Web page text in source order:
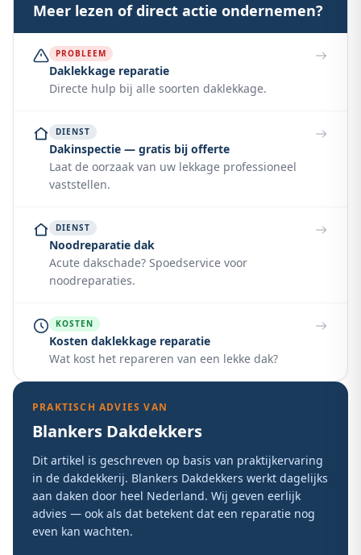
Meer lezen of direct actie ondernemen?
PROBLEEM
Daklekkage reparatie
Directe hulp bij alle soorten daklekkage.
DIENST
Dakinspectie — gratis bij offerte
Laat de oorzaak van uw lekkage professioneel
vaststellen.
DIENST
Noodreparatie dak
Acute dakschade? Spoedservice voor
noodreparaties.
KOSTEN
Kosten daklekkage reparatie
Wat kost het repareren van een lekke dak?
PRAKTISCH ADVIES VAN
Blankers Dakdekkers
Dit artikel is geschreven op basis van praktijkervaring
in de dakdekkerij. Blankers Dakdekkers werkt dagelijks
aan daken door heel Nederland. Wij geven eerlijk
advies — ook als dat betekent dat een reparatie nog
even kan wachten.